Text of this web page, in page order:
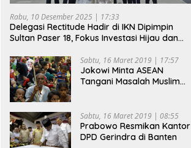
Rabu, 10 Desember 2025 | 17:33
Delegasi Rectitude Hadir di IKN Dipimpin
Sultan Paser 18, Fokus Investasi Hijau dan
Sabtu, 16 Maret 2019 | 17:57
Jokowi Minta ASEAN
Tangani Masalah Muslim
Sabtu, 16 Maret 2019 | 08:55
Prabowo Resmikan Kantor
DPD Gerindra di Banten